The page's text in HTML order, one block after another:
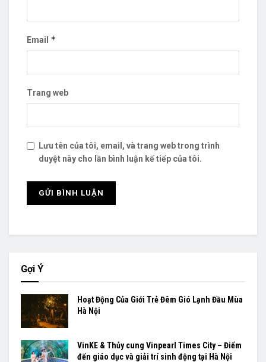
Email *
Trang web
Lưu tên của tôi, email, và trang web trong trình
duyệt này cho lần bình luận kế tiếp của tôi.
Gợi Ý
Hoạt Động Của Giới Trẻ Đêm Gió Lạnh Đầu Mùa
Hà Nội
VinKE & Thủy cung Vinpearl Times City – Điểm
đến giáo dục và giải trí sinh động tại Hà Nội